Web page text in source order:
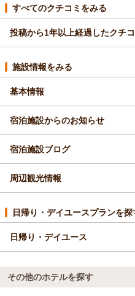
ております。
ホテルアベストグランデ高
言葉を頂戴できましたこと、
しました。
ハッピーアワーやお夜食をお
でございます。
だけたようで大変嬉しく思いま
朝食のメニューについても一
みになります。
これからも、お客様に「また
う、さらなるサービスの向上
次回もまた、お客様にお会い
ております。
ホテルアベストグランデ高槻
すべてのクチコミをみる
投稿から1年以上経過したクチコ
施設情報をみる
基本情報
宿泊施設からのお知らせ
宿泊施設ブログ
周辺観光情報
日帰り・デイユースプランを探
日帰り・デイユース
その他のホテルを探す